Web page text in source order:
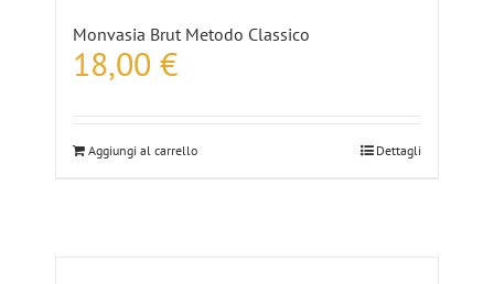
Monvasia Brut Metodo Classico
18,00 €
Aggiungi al carrello Dettagli